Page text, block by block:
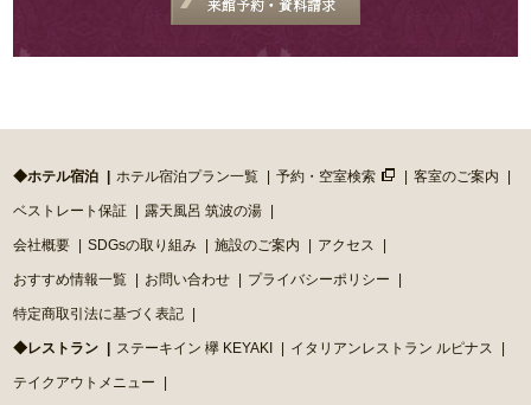
◆ホテル宿泊 ホテル宿泊プラン一覧 予約・空室検索 客室のご案内
ベストレート保証 露天風呂 筑波の湯
会社概要 SDGsの取り組み 施設のご案内 アクセス
おすすめ情報一覧 お問い合わせ プライバシーポリシー
特定商取引法に基づく表記
◆レストラン ステーキイン 欅 KEYAKI イタリアンレストラン ルピナス
テイクアウトメニュー